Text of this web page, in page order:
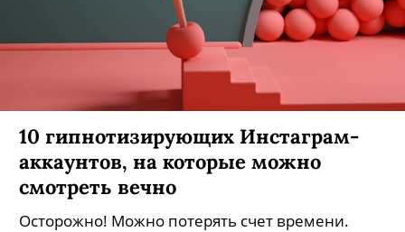
10 гипнотизирующих Инстаграм-
аккаунтов, на которые можно
смотреть вечно
Осторожно! Можно потерять счет времени.